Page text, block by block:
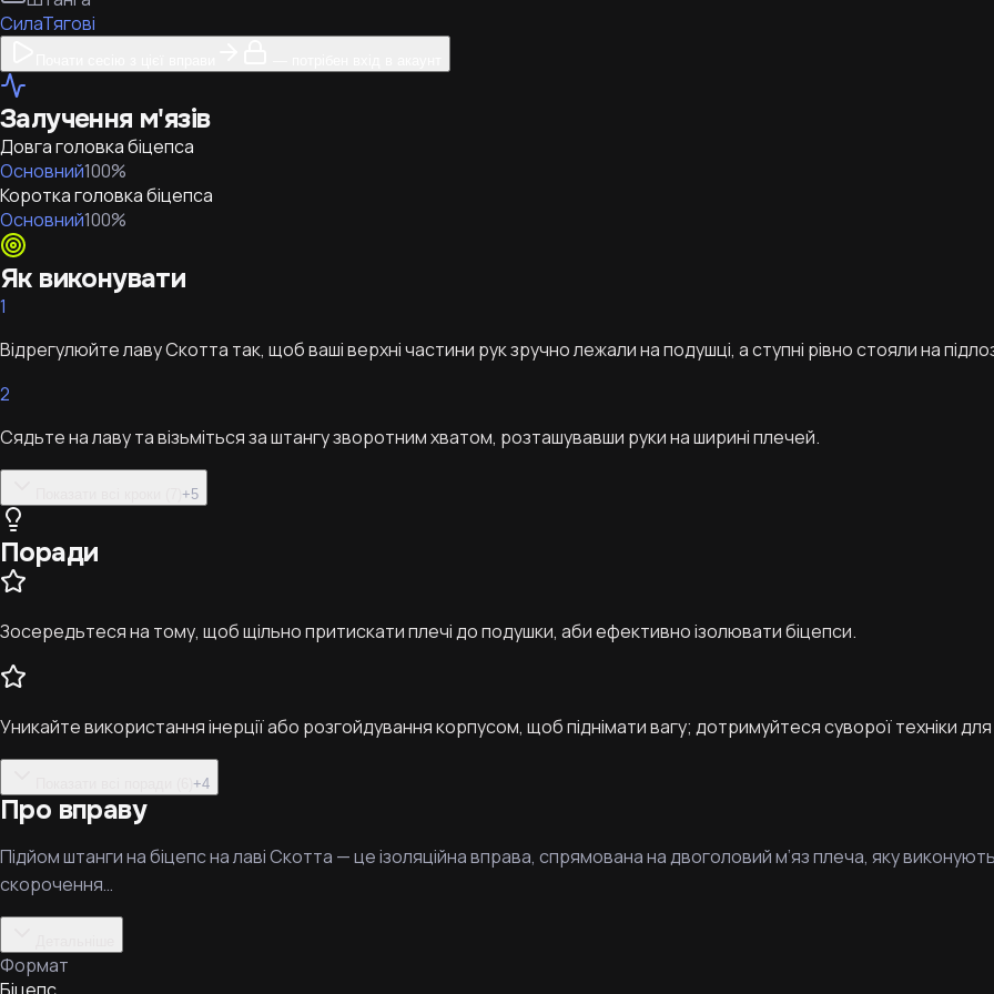
СилаТягові
Залучення м'язів
Довга головка біцепса
Основний100%
Коротка головка біцепса
Основний100%
Як виконувати
1
Відрегулюйте лаву Скотта так, щоб ваші верхні частини рук зручно лежали на подушці, а ступні рівно стояли на
2
Сядьте на лаву та візьміться за штангу зворотним хватом, розташувавши руки на ширині плечей.
+5
Поради
Зосередьтеся на тому, щоб щільно притискати плечі до подушки, аби ефективно ізолювати біцепси.
Уникайте використання інерції або розгойдування корпусом, щоб піднімати вагу; дотримуйтеся суворої техніки для
+4
Про вправу
Підйом штанги на біцепс на лаві Скотта — це ізоляційна вправа, спрямована на двоголовий м’яз плеча, яку
скорочення…
Формат